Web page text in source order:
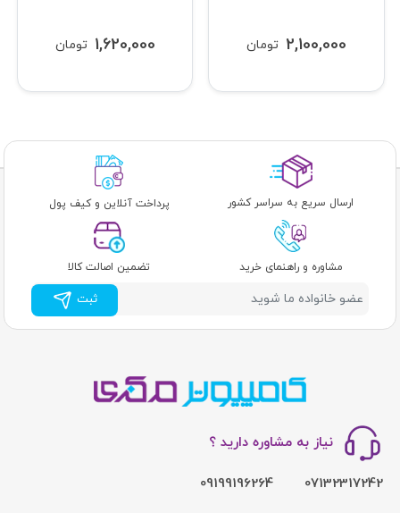
تومان 1,620,000 تومان 2,100,000
ارسال سریع به سراسر کشور پرداخت آنلاین و کیف پول
مشاوره و راهنمای خرید تضمین اصالت کالا
ثبت
نیاز به مشاوره دارید ؟
07132317242
09199196264